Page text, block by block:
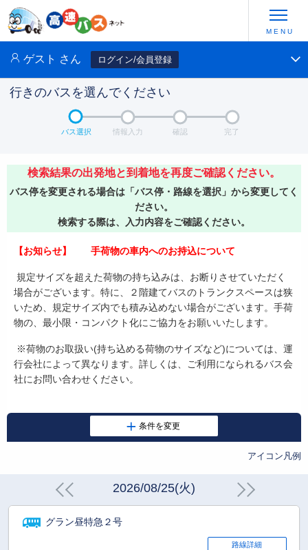
ゲスト さん ログイン/会員登録
行きのバスを選んでください
バス選択 情報入力 確認 完了
検索結果の出発地と到着地を再度ご確認ください。
バス停を変更される場合は「バス停・路線を選択」から変更してく
ださい。
検索する際は、入力内容をご確認ください。
【お知らせ】 手荷物の車内へのお持込について
規定サイズを超えた荷物の持ち込みは、お断りさせていただく
場合がございます。特に、２階建てバスのトランクスペースは狭
いため、規定サイズ内でも積み込めない場合がございます。手荷
物の、最小限・コンパクト化にご協力をお願いいたします。
※荷物のお取扱い(持ち込める荷物のサイズなど)については、運
行会社によって異なります。詳しくは、ご利用になられるバス会
社にお問い合わせください。
アイコン凡例
2026/08/25(火)
グラン昼特急２号
路線詳細